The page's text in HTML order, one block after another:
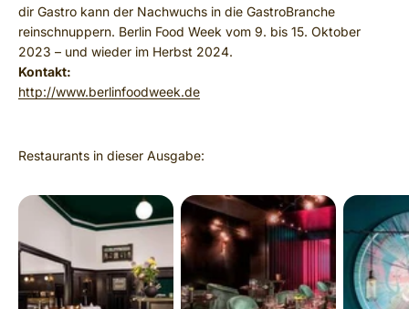
dir Gastro kann der Nachwuchs in die Gastro­Branche
reinschnuppern. Berlin Food Week vom 9. bis 15. Oktober
2023 – und wieder im Herbst 2024.
Kontakt:
http://www.berlinfoodweek.de